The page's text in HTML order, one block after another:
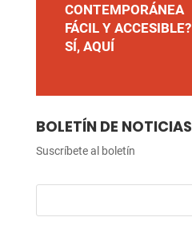
CONTEMPORÁNEA
FÁCIL Y ACCESIBLE?
SÍ, AQUÍ
BOLETÍN DE NOTICIAS
Suscríbete al boletín